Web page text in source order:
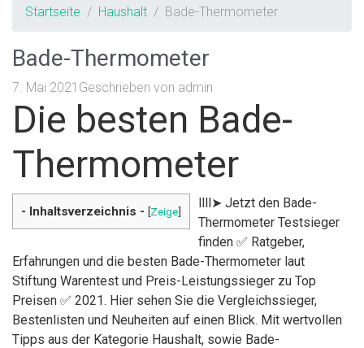
Startseite Haushalt Bade-Thermometer
Bade-Thermometer
7. Mai 2021 Geschrieben von admin
Die besten Bade-
Thermometer
- Inhaltsverzeichnis - [Zeige]
llll➤ Jetzt den Bade-
Thermometer Testsieger
finden ✅ Ratgeber,
Erfahrungen und die besten Bade-Thermometer laut
Stiftung Warentest und Preis-Leistungssieger zu Top
Preisen ✅ 2021. Hier sehen Sie die Vergleichssieger,
Bestenlisten und Neuheiten auf einen Blick. Mit wertvollen
Tipps aus der Kategorie Haushalt, sowie Bade-